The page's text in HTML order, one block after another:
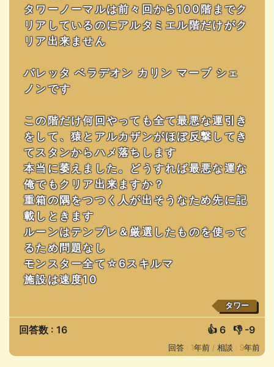
タワーノーマルは前々回から100階までク
リアしているのにアルタミエル階だけがク
リア出来ません
バレッタ ベラデオン カリン マーブ シェ
ノンです
この階だけ何回やっても全て最悪な運引き
をして、猿とアルカザンがほぼ反撃してき
てスタンからハメ落ちします
本当に萎えました。どうすれば最悪な運な
俺でもクリア出来ますか？
重箱の隅をつつく人が出そうなため先に記
載しときます
ルーンはテンプレ＆厳選したものを使って
るため問題なし
モンスター全て☆6スキルマ
施設は速度10
タワー
回答数 : 16 👍 6 👎 -9
回答 : 1年前 / 相談 : 9年前